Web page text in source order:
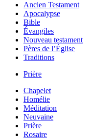
Ancien Testament
Apocalypse
Bible
Évangiles
Nouveau testament
Pères de l’Église
Traditions
Prière
Chapelet
Homélie
Méditation
Neuvaine
Prière
Rosaire